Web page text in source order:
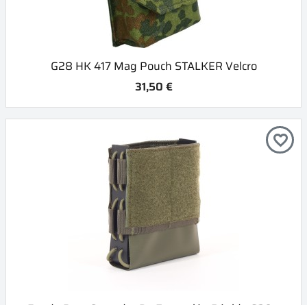
G28 HK 417 Mag Pouch STALKER Velcro
31,50 €
favorite_border